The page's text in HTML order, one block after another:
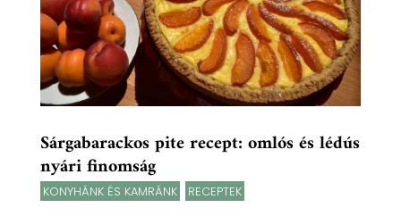
Sárgabarackos pite recept: omlós és lédús
nyári finomság
KONYHÁNK ÉS KAMRÁNK RECEPTEK